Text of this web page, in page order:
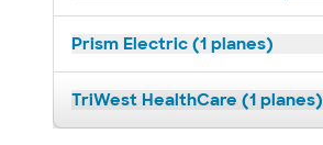
Prism Electric (1 planes)
TriWest HealthCare (1 planes)